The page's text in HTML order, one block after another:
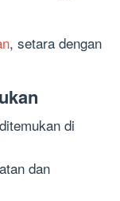
, setara dengan
di
dan